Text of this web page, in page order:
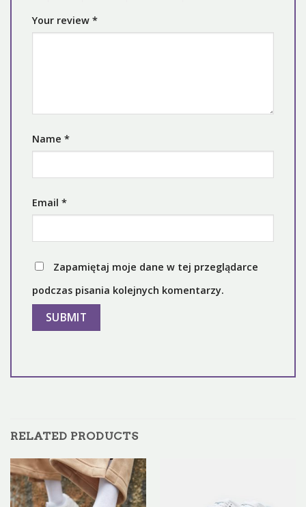
Your review *
Name *
Email *
Zapamiętaj moje dane w tej przeglądarce
podczas pisania kolejnych komentarzy.
RELATED PRODUCTS